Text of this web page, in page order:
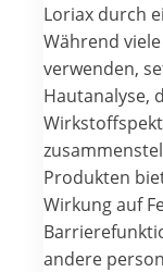
Loriax durch
Während
verwenden,
Hautanalyse,
Produkten
Wirkung auf
andere